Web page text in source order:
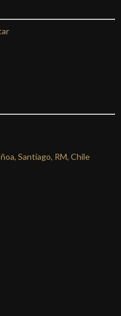
Santiago, RM, Chile